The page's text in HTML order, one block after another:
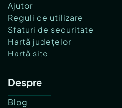
Ajutor
Reguli de utilizare
Sfaturi de securitate
Hartă județelor
Hartă site
Despre
Blog